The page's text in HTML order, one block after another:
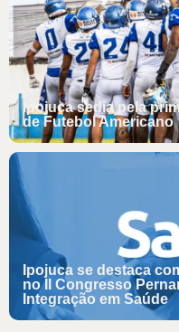
Ipojuca sedia pela
de Futebol Americano
Ipojuca se destaca
no II Congresso
Integração em Saúde